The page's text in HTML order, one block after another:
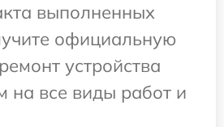
выполненных
официальную
устройства
на все виды работ и